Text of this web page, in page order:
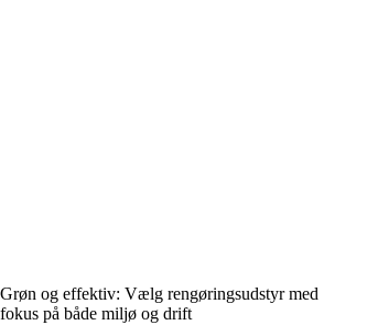
Grøn og effektiv: Vælg rengøringsudstyr med
fokus på både miljø og drift